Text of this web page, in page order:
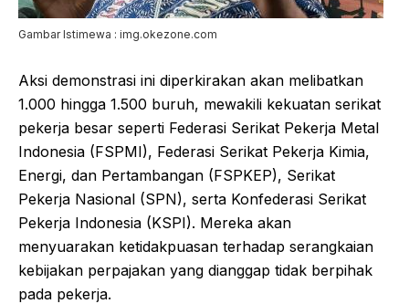
Gambar Istimewa : img.okezone.com
Aksi demonstrasi ini diperkirakan akan melibatkan
1.000 hingga 1.500 buruh, mewakili kekuatan serikat
pekerja besar seperti Federasi Serikat Pekerja Metal
Indonesia (FSPMI), Federasi Serikat Pekerja Kimia,
Energi, dan Pertambangan (FSPKEP), Serikat
Pekerja Nasional (SPN), serta Konfederasi Serikat
Pekerja Indonesia (KSPI). Mereka akan
menyuarakan ketidakpuasan terhadap serangkaian
kebijakan perpajakan yang dianggap tidak berpihak
pada pekerja.